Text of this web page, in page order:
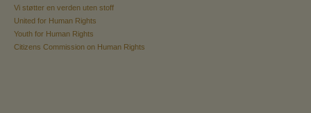
Vi støtter en verden uten stoff
United for Human Rights
Youth for Human Rights
Citizens Commission on Human Rights